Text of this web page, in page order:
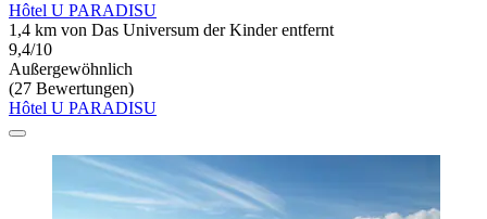
Hôtel U PARADISU
1,4 km von Das Universum der Kinder entfernt
9,4/10
Außergewöhnlich
(27 Bewertungen)
Hôtel U PARADISU